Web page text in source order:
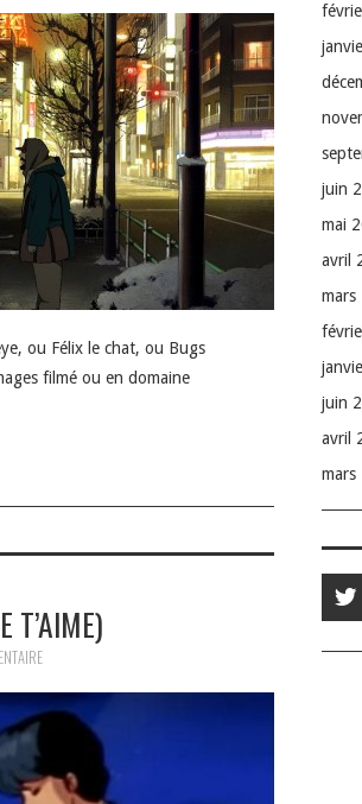
ou Félix le chat, ou Bugs
filmé ou en domaine
T’AIME)
juin
mai
avril
mars
juin
avril
mars